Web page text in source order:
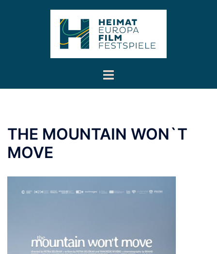
Menü
THE MOUNTAIN WON`T
MOVE